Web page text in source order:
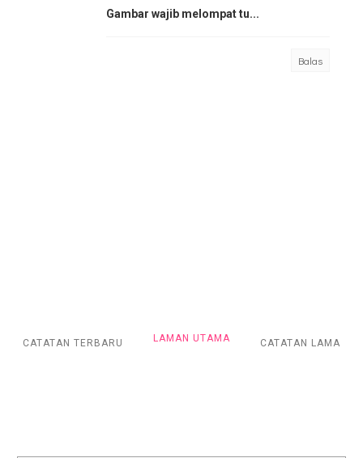
Gambar wajib melompat tu...
Balas
CATATAN TERBARU CATATAN LAMA
LAMAN UTAMA